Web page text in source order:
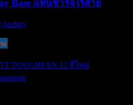
Base แท่นชาร์จไร้สาย
Audigy